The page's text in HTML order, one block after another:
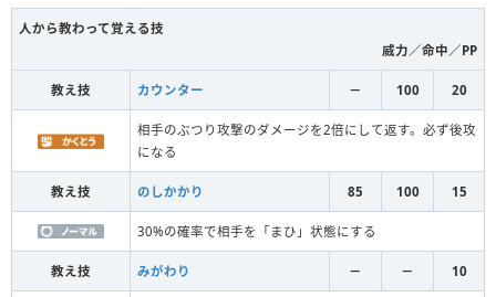
人から教わって覚える技
威力／命中／PP
教え技 カウンター － 100 20
相手のぶつり攻撃のダメージを2倍にして返す。必ず後攻
になる
教え技 のしかかり 85 100 15
30%の確率で相手を「まひ」状態にする
教え技 みがわり － － 10